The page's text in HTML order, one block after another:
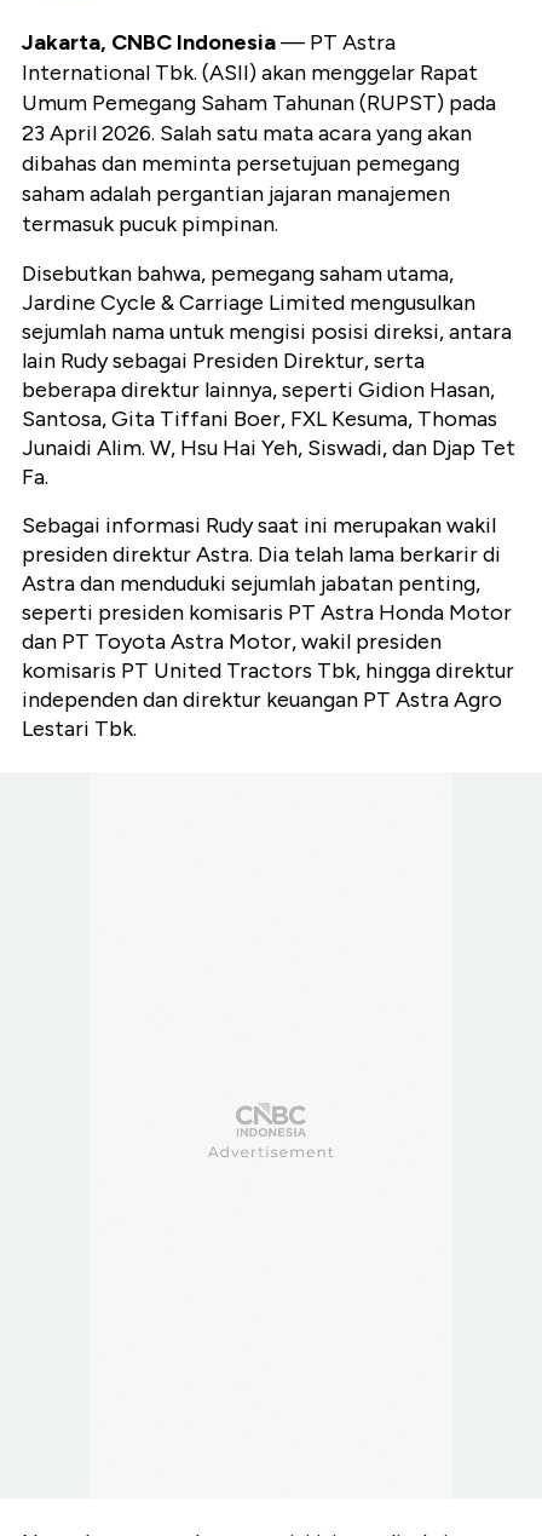
Jakarta, CNBC Indonesia— PT Astra
International Tbk. (ASII) akan menggelar Rapat
Umum Pemegang Saham Tahunan (RUPST) pada
23 April 2026. Salah satu mata acara yang akan
dibahas dan meminta persetujuan pemegang
saham adalah pergantian jajaran manajemen
termasuk pucuk pimpinan.
Disebutkan bahwa, pemegang saham utama,
Jardine Cycle & Carriage Limited mengusulkan
sejumlah nama untuk mengisi posisi direksi, antara
lain Rudy sebagai Presiden Direktur, serta
beberapa direktur lainnya, seperti Gidion Hasan,
Santosa, Gita Tiffani Boer, FXL Kesuma, Thomas
Junaidi Alim. W, Hsu Hai Yeh, Siswadi, dan Djap Tet
Fa.
Sebagai informasi Rudy saat ini merupakan wakil
presiden direktur Astra. Dia telah lama berkarir di
Astra dan menduduki sejumlah jabatan penting,
seperti presiden komisaris PT Astra Honda Motor
dan PT Toyota Astra Motor, wakil presiden
komisaris PT United Tractors Tbk, hingga direktur
independen dan direktur keuangan PT Astra Agro
Lestari Tbk.